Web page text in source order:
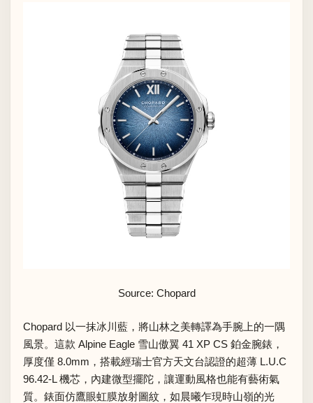
Source: Chopard
Chopard 以一抹冰川藍，將山林之美轉譯為手腕上的一隅
風景。這款 Alpine Eagle 雪山傲翼 41 XP CS 鉑金腕錶，
厚度僅 8.0mm，搭載經瑞士官方天文台認證的超薄 L.U.C
96.42-L 機芯，內建微型擺陀，讓運動風格也能有藝術氣
質。錶面仿鷹眼虹膜放射圖紋，如晨曦乍現時山嶺的光